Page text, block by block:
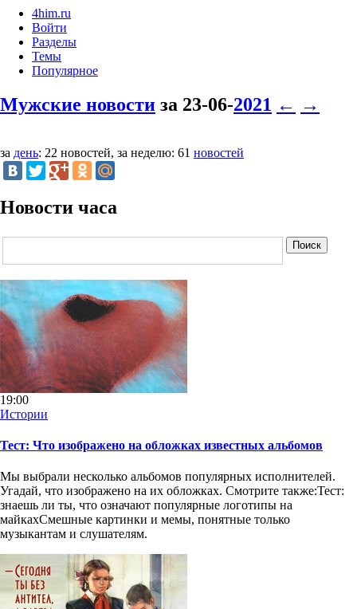
4him.ru
Войти
Разделы
Темы
Популярное
Мужские новости за 23-06-2021 ← →
за день: 22 новостей, за неделю: 61 новостей
Новости часа
19:00
Истории
Тест: Что изображено на обложках известных альбомов
Мы выбрали несколько альбомов популярных исполнителей.
Угадай, что изображено на их обложках. Смотрите также:Тест:
знаешь ли ты, что означают популярные логотипы на
майкахСмешные картинки и мемы, понятные только
музыкантам и слушателям.